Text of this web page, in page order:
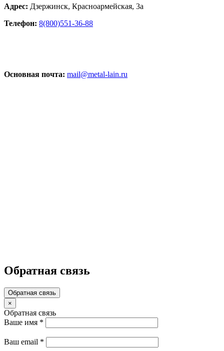
Адрес: Дзержинск, Красноармейская, 3а
Телефон: 8(800)551-36-88
Основная почта: mail@metal-lain.ru
Обратная связь
Обратная связь
×
Обратная связь
Ваше имя *
Ваш email *